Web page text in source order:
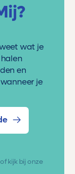
wat je
en
je
kijk bij onze